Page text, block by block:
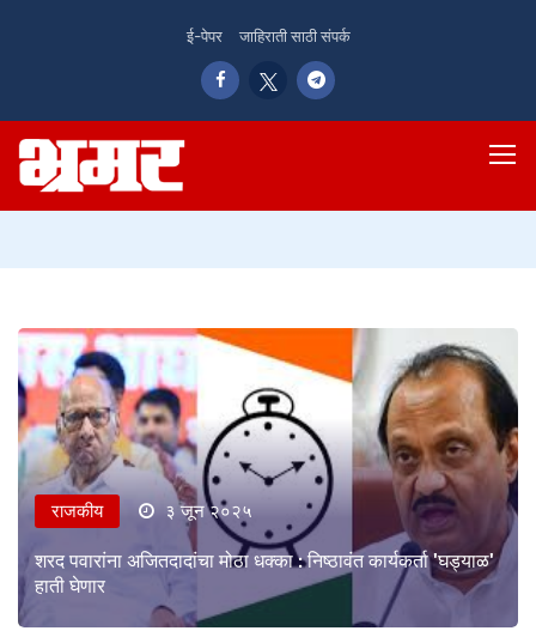
ई-पेपर जाहिराती साठी संपर्क
राजकीय ३ जून २०२५
शरद पवारांना अजितदादांचा मोठा धक्का : निष्ठावंत कार्यकर्ता 'घड्याळ'
हाती घेणार